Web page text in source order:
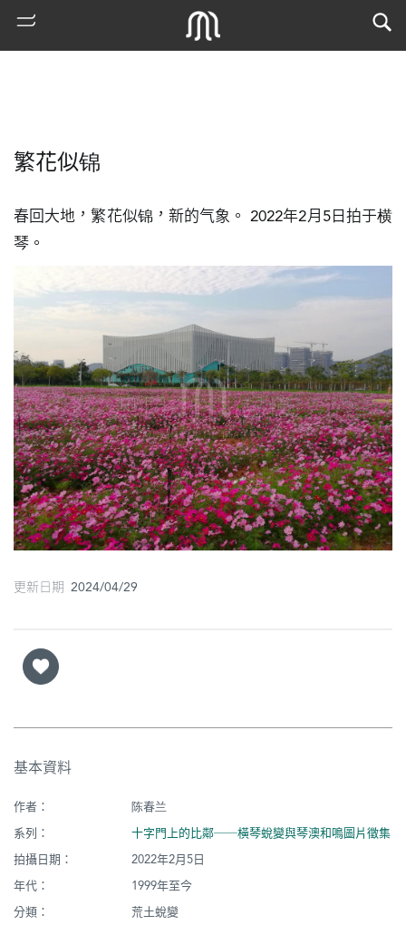
門
索
古
地
圖
媽
閣
寺
廟
巴
街
繁花似锦
春回大地，繁花似锦，新的气象。 2022年2月5日拍于横
琴。
更新日期 2024/04/29
基本資料
作者：
陈春兰
系列：
十字門上的比鄰──橫琴蛻變與琴澳和鳴圖片徵集
拍攝日期：
2022年2月5日
年代：
1999年至今
分類：
荒土蛻變